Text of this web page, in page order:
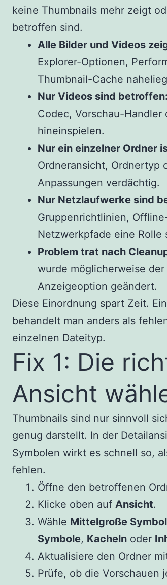
keine Thumbnails mehr zeigt
betroffen sind.
Alle Bilder und Videos
Explorer-Optionen,
Thumbnail-Cache
Nur Videos sind betroffen:
Codec, Vorschau-
hineinspielen.
Nur ein einzelner Ordner
Ordneransicht, Ordnertyp
Anpassungen verdächtig.
Nur Netzlaufwerke sind
Gruppenrichtlinien,
Netzwerkpfade eine Rolle
Problem trat nach
wurde möglicherweise
Anzeigeoption geändert.
Diese Einordnung spart Zeit.
behandelt man anders als
einzelnen Dateityp.
Fix 1: Die
Ansicht
Thumbnails sind nur sinnvoll
genug darstellt. In der
Symbolen wirkt es schnell so,
fehlen.
Öffne den betroffenen
Klicke oben auf Ansicht.
Wähle Mittelgroße
Symbole, Kacheln oder
Aktualisiere den Ordner
Prüfe, ob die Vorschauen